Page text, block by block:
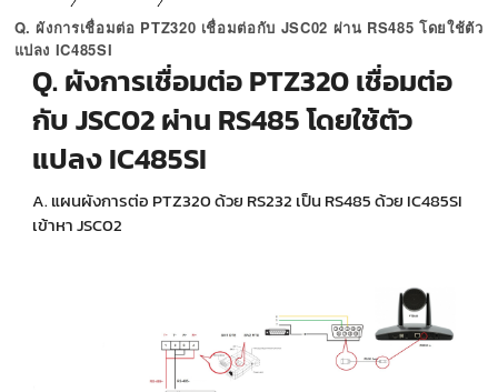
+
IOT
OTHER
SUPPORT
CONTACT US
ABOUT US
Q. ผังการเชื่อมต่อ PTZ320 เชื่อมต่อกับ JSC02 ผ่าน RS485 โดยใช้ตัว
แปลง IC485SI
Q. ผังการเชื่อมต่อ PTZ320 เชื่อมต่อ
กับ JSC02 ผ่าน RS485 โดยใช้ตัว
แปลง IC485SI
A. แผนผังการต่อ PTZ320 ด้วย RS232 เป็น RS485 ด้วย IC485SI
เข้าหา JSC02